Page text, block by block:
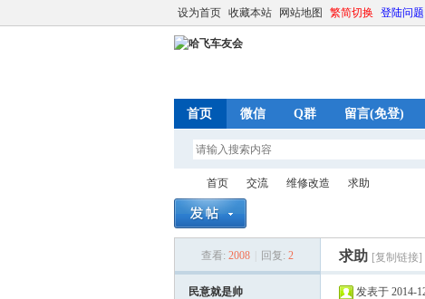
设为首页 收藏本站 网站地图 繁简切换 登陆问
首页 微信 Q群 留言(免登)
首页
›
交流
›
维修改造 求助
查看: 2008 回复: 2 求助 [复制链接]
民意就是帅 发表于 2014-